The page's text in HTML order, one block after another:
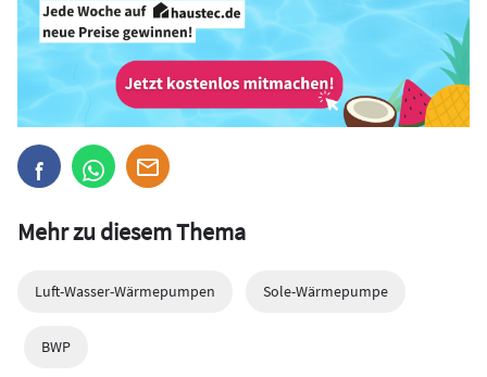
Mehr zu diesem Thema
Luft-Wasser-Wärmepumpen Sole-Wärmepumpe
BWP